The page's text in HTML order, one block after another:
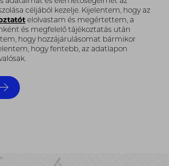
céljából kezelje. Kijelentem, hogy az
elolvastam és megértettem, a
és megfelelő tájékoztatás után
hogy hozzájárulásomat bármikor
hogy fentebb, az adatlapon